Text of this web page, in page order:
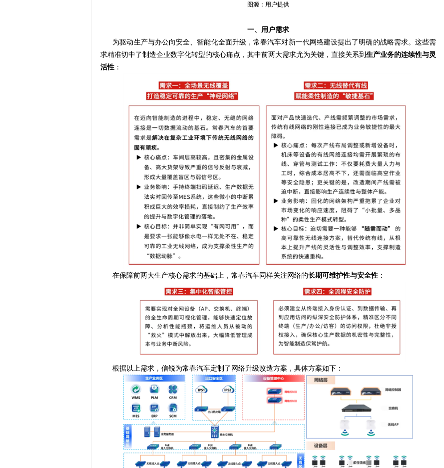
图源：用户提供
一、用户需求
为驱动生产与办公向安全、智能化全面升级，常春汽车对新一代网络建设提出了明确的战略需求。这些需
求精准切中了制造企业数字化转型的核心痛点，其中前两大需求尤为关键，直接关系到生产业务的连续性与灵
活性：
在保障前两大生产核心需求的基础上，常春汽车同样关注网络的长期可维护性与安全性：
根据以上需求，信锐为常春汽车定制了网络升级改造方案，具体方案如下：